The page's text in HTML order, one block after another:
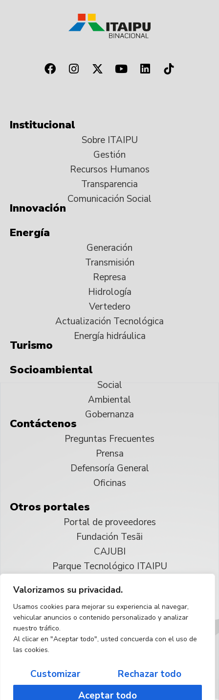
Valorizamos su privacidad.
Usamos cookies para mejorar su experiencia al navegar,
vehicular anuncios o contenido personalizado y analizar
nuestro tráfico.
Al clicar en "Aceptar todo", usted concuerda con el uso de
las cookies.
Customizar
Rechazar todo
Aceptar todo
Institucional
Sobre ITAIPU
Gestión
Recursos Humanos
Transparencia
Comunicación Social
Innovación
Energía
Generación
Transmisión
Represa
Hidrología
Vertedero
Actualización Tecnológica
Energía hidráulica
Turismo
Socioambiental
Social
Ambiental
Gobernanza
Contáctenos
Preguntas Frecuentes
Prensa
Defensoría General
Oficinas
Otros portales
Portal de proveedores
Fundación Tesãi
CAJUBI
Parque Tecnológico ITAIPU
Reservados todos los derechos
Español